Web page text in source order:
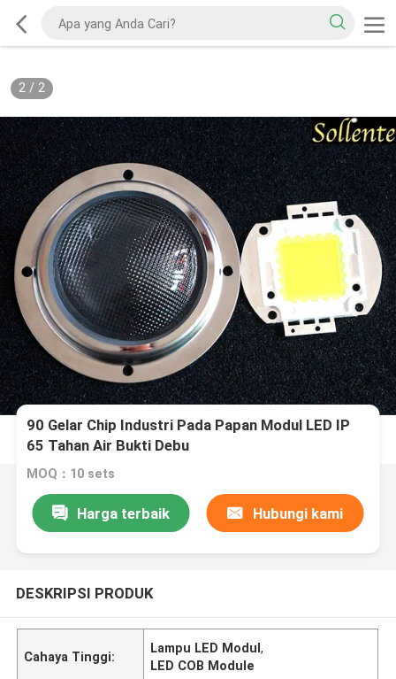
2/ 2
90 Gelar Chip Industri Pada Papan Modul LED IP
65 Tahan Air Bukti Debu
MOQ：10 sets
Harga terbaik Hubungi kami
DESKRIPSI PRODUK
Cahaya Tinggi:
Lampu LED Modul,
LED COB Module